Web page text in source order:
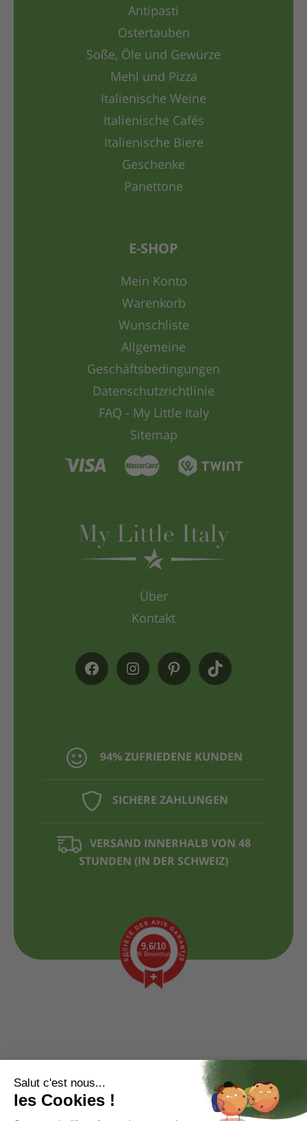
94% ZUFRIEDENE KUNDEN
SICHERE ZAHLUNGEN
VERSAND INNERHALB VON 48
STUNDEN (IN DER SCHWEIZ)
Antipasti
Ostertauben
Soße, Öle und Gewürze
Mehl und Pizza
Italienische Weine
Italienische Cafés
Italienische Biere
Geschenke
Panettone
E-SHOP
Mein Konto
Warenkorb
Wunschliste
Allgemeine
Geschäftsbedingungen
Datenschutzrichtlinie
FAQ - My Little Italy
Sitemap
Über
Kontakt
9,6/10
1.436 Bewertungen